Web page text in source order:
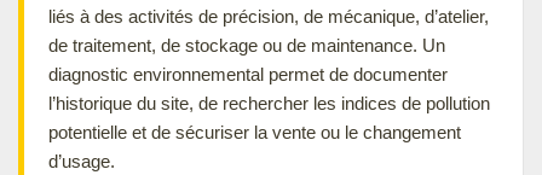
liés à des activités de précision, de mécanique, d’atelier,
de traitement, de stockage ou de maintenance. Un
diagnostic environnemental permet de documenter
l’historique du site, de rechercher les indices de pollution
potentielle et de sécuriser la vente ou le changement
d’usage.